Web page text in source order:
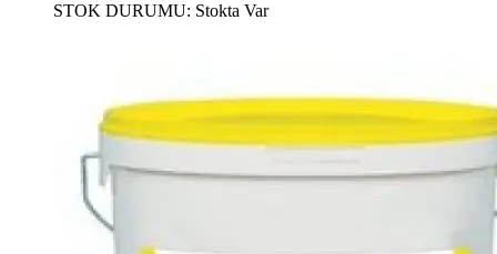
STOK DURUMU: Stokta Var